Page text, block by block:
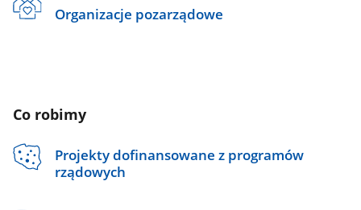
Organizacje pozarządowe
Co robimy
Projekty dofinansowane z programów
rządowych